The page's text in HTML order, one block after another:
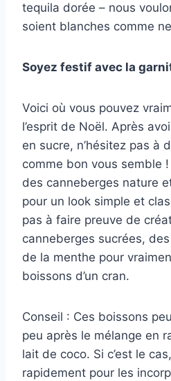
tequila dorée – nous
soient blanches comme
Soyez festif avec la
Voici où vous pouvez
l’esprit de Noël. Après
en sucre, n’hésitez pas à
comme bon vous semble
des canneberges nature
pour un look simple et
pas à faire preuve de
canneberges sucrées,
de la menthe pour
boissons d’un cran.
Conseil : Ces boissons
peu après le mélange en
lait de coco. Si c’est le
rapidement pour les